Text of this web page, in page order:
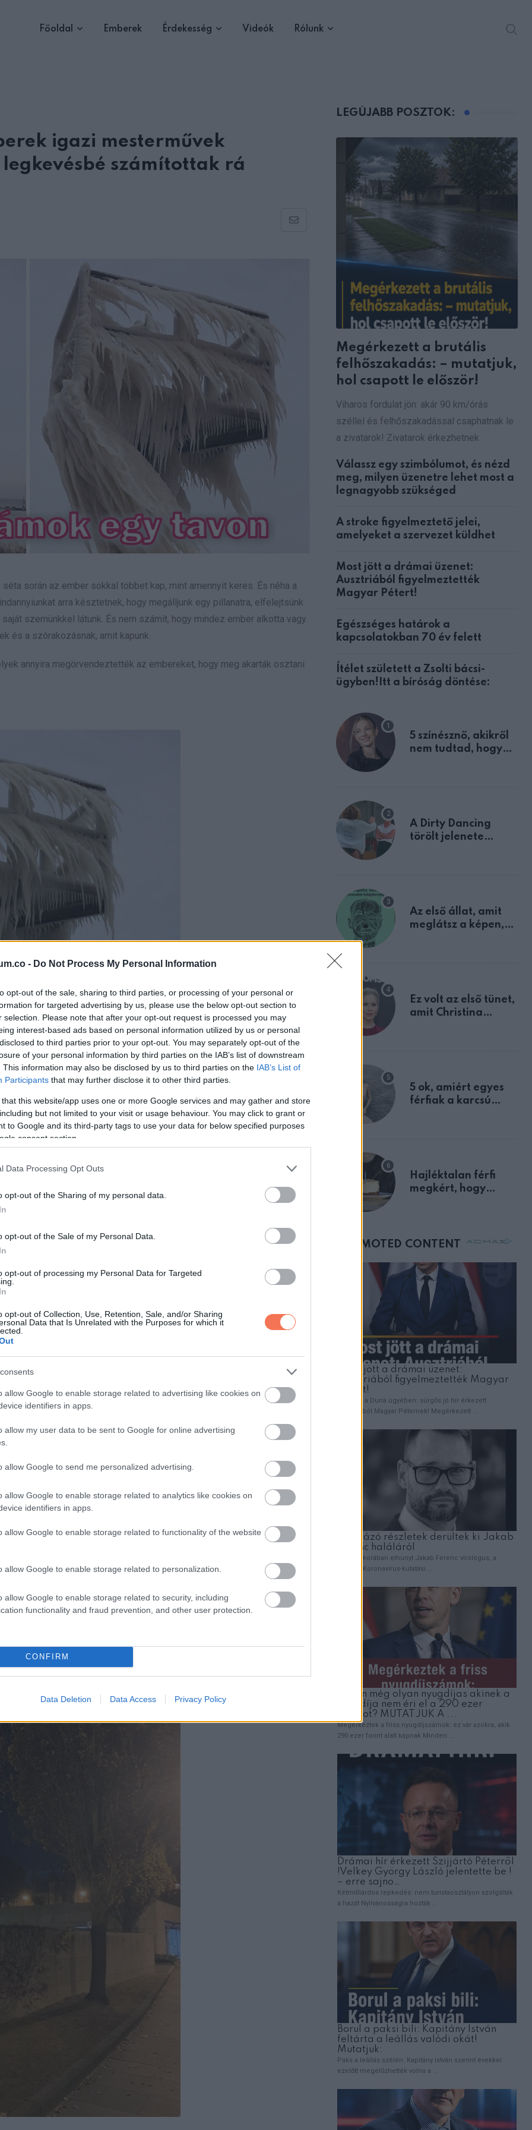
- Do Not Process My Personal Information
opt-out of the sale, sharing to third parties, or processing of your personal or
for targeted advertising by us, please use the below opt-out section to
selection. Please note that after your opt-out request is processed you may
interest-based ads based on personal information utilized by us or personal
to third parties prior to your opt-out. You may separately opt-out of the
of your personal information by third parties on the IAB’s list of downstream
This information may also be disclosed by us to third parties on the IAB’s List of
Participants that may further disclose it to other third parties.
that this website/app uses one or more Google services and may gather and store
but not limited to your visit or usage behaviour. You may click to grant or
to Google and its third-party tags to use your data for below specified purposes
consent section.
Data Processing Opt Outs
opt-out of the Sharing of my personal data.
opt-out of the Sale of my Personal Data.
opt-out of processing my Personal Data for Targeted
opt-out of Collection, Use, Retention, Sale, and/or Sharing
Data that Is Unrelated with the Purposes for which it
allow Google to enable storage related to advertising like cookies on
identifiers in apps.
allow my user data to be sent to Google for online advertising
allow Google to send me personalized advertising.
allow Google to enable storage related to analytics like cookies on
identifiers in apps.
allow Google to enable storage related to functionality of the website
allow Google to enable storage related to personalization.
allow Google to enable storage related to security, including
functionality and fraud prevention, and other user protection.
CONFIRM
Data Deletion Data Access Privacy Policy
Főoldal Emberek Érdekesség Videók Rólunk
igazi mesterművek
számítottak rá
Share
során az ember sokkal többet kap, mint amennyit keres. És néha a
arra késztetnek, hogy megálljunk egy pillanatra, elfelejtsünk
szemünkkel látunk. És nem számít, hogy mindez ember alkotta vagy
és a szórakozásnak, amit kapunk.
annyira megörvendeztették az embereket, hogy meg akarták osztani
farmerját.”
LEGÚJABB POSZTOK:
Megérkezett a brutális
felhőszakadás: – mutatjuk,
hol csapott le először!
Viharos fordulat jön: akár 90 km/órás
széllel és felhőszakadással csaphatnak le
a zivatarok! Zivatarok érkezhetnek
Válassz egy szimbólumot, és nézd
meg, milyen üzenetre lehet most a
legnagyobb szükséged
A stroke figyelmeztető jelei,
amelyeket a szervezet küldhet
Most jött a drámai üzenet:
Ausztriából figyelmeztették
Magyar Pétert!
Egészséges határok a
kapcsolatokban 70 év felett
Ítélet született a Zsolti bácsi-
ügyben!Itt a bíróság döntése:
5 színésznő, akikről
nem tudtad, hogy
A Dirty Dancing
törölt jelenete
Az első állat, amit
meglátsz a képen,
Ez volt az első tünet,
amit Christina
5 ok, amiért egyes
férfiak a karcsú
Hajléktalan férfi
megkért, hogy
mellettem ült az első